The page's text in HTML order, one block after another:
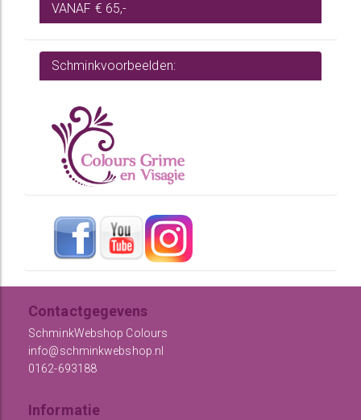
VANAF € 65,-
Schminkvoorbeelden:
Contactgegevens
SchminkWebshop Colours
info@schminkwebshop.nl
0162-693188
Informatie